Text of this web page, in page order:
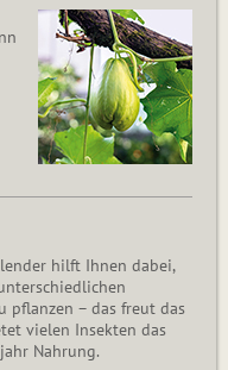
hilft Ihnen dabei,
pflanzen – das freut das
vielen Insekten das
Nahrung.